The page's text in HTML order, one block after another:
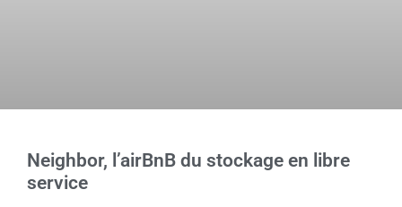
Neighbor, l’airBnB du stockage en libre
service